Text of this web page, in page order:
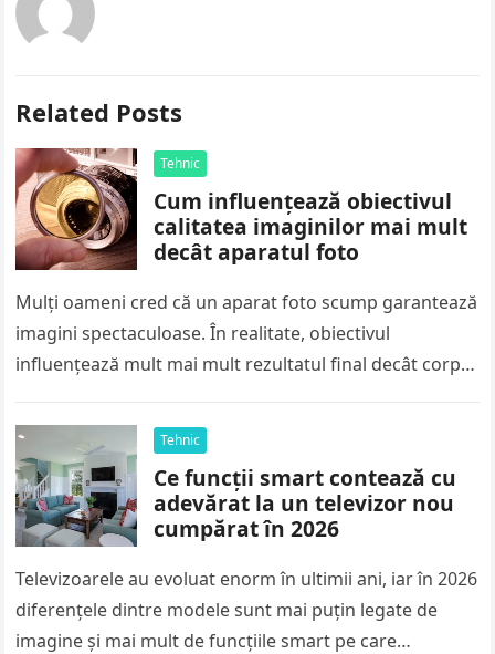
Related Posts
Tehnic
Cum influențează obiectivul
calitatea imaginilor mai mult
decât aparatul foto
Mulți oameni cred că un aparat foto scump garantează
imagini spectaculoase. În realitate, obiectivul
influențează mult mai mult rezultatul final decât corpul
Tehnic
Ce funcții smart contează cu
adevărat la un televizor nou
cumpărat în 2026
Televizoarele au evoluat enorm în ultimii ani, iar în 2026
diferențele dintre modele sunt mai puțin legate de
imagine și mai mult de funcțiile smart pe care…